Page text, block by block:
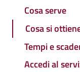
Cosa serve
Cosa si
Tempi e
Accedi al